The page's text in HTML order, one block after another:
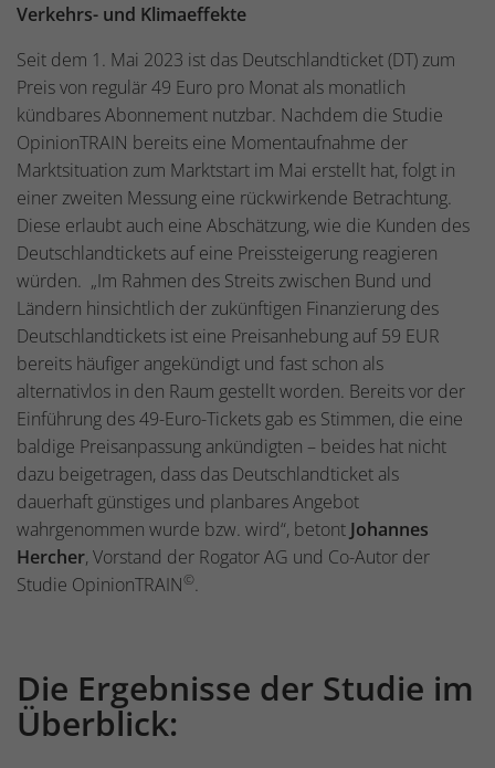
Verkehrs- und Klimaeffekte
Seit dem 1. Mai 2023 ist das Deutschlandticket (DT) zum
Preis von regulär 49 Euro pro Monat als monatlich
kündbares Abonnement nutzbar. Nachdem die Studie
OpinionTRAIN bereits eine Momentaufnahme der
Marktsituation zum Marktstart im Mai erstellt hat, folgt in
einer zweiten Messung eine rückwirkende Betrachtung.
Diese erlaubt auch eine Abschätzung, wie die Kunden des
Deutschlandtickets auf eine Preissteigerung reagieren
würden. „Im Rahmen des Streits zwischen Bund und
Ländern hinsichtlich der zukünftigen Finanzierung des
Deutschlandtickets ist eine Preisanhebung auf 59 EUR
bereits häufiger angekündigt und fast schon als
alternativlos in den Raum gestellt worden. Bereits vor der
Einführung des 49-Euro-Tickets gab es Stimmen, die eine
baldige Preisanpassung ankündigten – beides hat nicht
dazu beigetragen, dass das Deutschlandticket als
dauerhaft günstiges und planbares Angebot
wahrgenommen wurde bzw. wird“, betont Johannes
Hercher, Vorstand der Rogator AG und Co-Autor der
Studie OpinionTRAIN©.
Die Ergebnisse der Studie im
Überblick: